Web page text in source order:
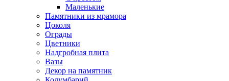
Маленькие
Памятники из мрамора
Цоколя
Ограды
Цветники
Надгробная плита
Вазы
Декор на памятник